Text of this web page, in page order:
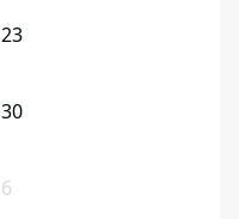
23
30
6